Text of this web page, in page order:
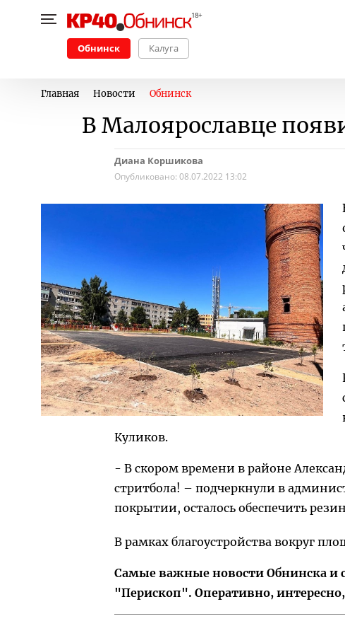
Обнинск Калуга
Главная Новости Обнинск
В Малоярославце
Диана Коршикова
Опубликовано: 08.07.2022 13:02
Куликов.
- В скором времени в районе
стритбола! – подчеркнули в
покрытии, осталось обеспечить
В рамках благоустройства вокруг
Самые важные новости Обнинска и
"Перископ". Оперативно,